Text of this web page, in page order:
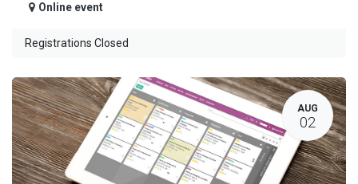
Online event
Registrations Closed
AUG
02